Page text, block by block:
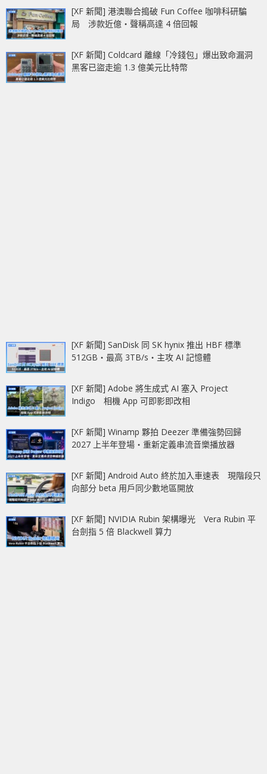
[XF 新聞] 港澳聯合搗破 Fun Coffee 咖啡科研騙
局 涉款近億‧聲稱高達 4 倍回報
[XF 新聞] Coldcard 離線「冷錢包」爆出致命漏洞
黑客已盜走逾 1.3 億美元比特幣
[XF 新聞] SanDisk 同 SK hynix 推出 HBF 標準
512GB‧最高 3TB/s‧主攻 AI 記憶體
[XF 新聞] Adobe 將生成式 AI 塞入 Project
Indigo 相機 App 可即影即改相
[XF 新聞] Winamp 夥拍 Deezer 準備強勢回歸
2027 上半年登場‧重新定義串流音樂播放器
[XF 新聞] Android Auto 終於加入車速表 現階段只
向部分 beta 用戶同少數地區開放
[XF 新聞] NVIDIA Rubin 架構曝光 Vera Rubin 平
台劍指 5 倍 Blackwell 算力